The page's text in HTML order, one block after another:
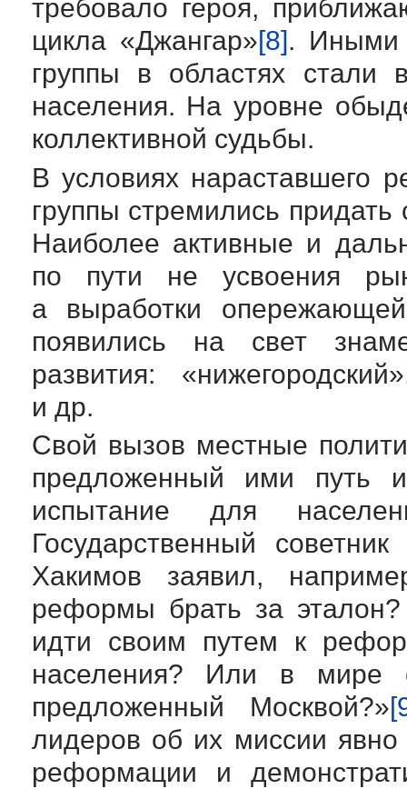
требовало героя,
цикла «Джангар»[8]. Иными
группы в областях стали
населения. На уровне
коллективной судьбы.
В условиях нараставшего
группы стремились придать
Наиболее активные и
по пути не усвоения
а выработки
появились на свет
развития:
и др.
Свой вызов местные
предложенный ими путь
испытание для
Государственный
Хакимов заявил,
реформы брать за
идти своим путем к
населения? Или в мире
предложенный Москвой?»
лидеров об их миссии явно
реформации и